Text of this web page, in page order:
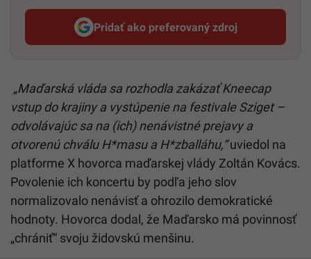
Pridať ako preferovaný zdroj
Startitup, odkaz sa otvorí v
„Maďarská vláda sa rozhodla zakázať Kneecap
vstup do krajiny a vystúpenie na festivale Sziget –
odvolávajúc sa na (ich) nenávistné prejavy a
otvorenú chválu H*masu a H*zballáhu,“uviedol na
platforme X hovorca maďarskej vlády Zoltán Kovács.
Povolenie ich koncertu by podľa jeho slov
normalizovalo nenávisť a ohrozilo demokratické
hodnoty. Hovorca dodal, že Maďarsko má povinnosť
„chrániť“ svoju židovskú menšinu.